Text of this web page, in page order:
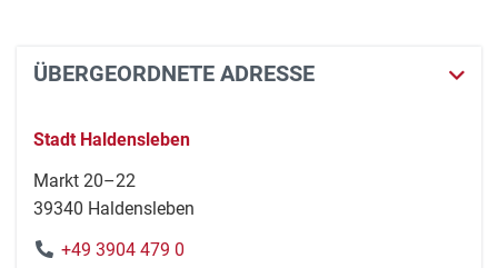
ÜBERGEORDNETE ADRESSE
Stadt Haldensleben
Markt 20–22
39340 Haldensleben
+49 3904 479 0